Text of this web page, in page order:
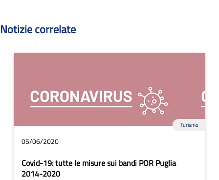
Notizie correlate
Turismo
05/06/2020
Covid-19: tutte le misure sui bandi POR Puglia
2014-2020